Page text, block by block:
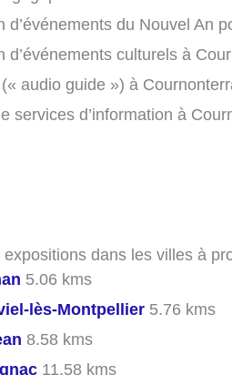
d’événements du Nouvel An
d’événements culturels à
audio guide ») à
services d’information à
dans les villes à
5.06 kms
lès-Montpellier 5.76 kms
8.58 kms
11.58 kms